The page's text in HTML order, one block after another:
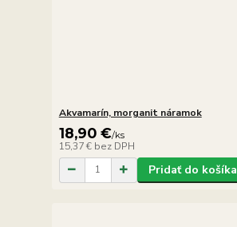
Akvamarín, morganit náramok
18,90 €/ks
15,37 € bez DPH
Pridať do košíka